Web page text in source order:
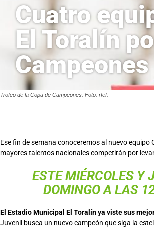
Cuatro
El Toralín
Campeones
Trofeo de la Copa de Campeones. Foto: rfef.
Ese fin de semana conoceremos al nuevo
mayores talentos nacionales competirán por
ESTE MIÉRCOLES Y
DOMINGO A LAS
El Estadio Municipal El Toralín ya viste sus
Juvenil busca un nuevo campeón que siga la